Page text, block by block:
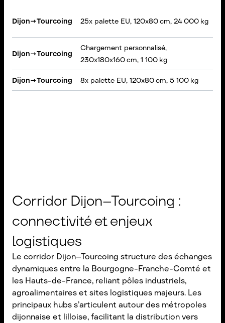
Dijon→Tourcoing 25x palette EU, 120x80 cm, 24 000 kg
Dijon→Tourcoing
Chargement personnalisé,
230x180x160 cm, 1 100 kg
Dijon→Tourcoing 8x palette EU, 120x80 cm, 5 100 kg
Corridor Dijon–Tourcoing :
connectivité et enjeux
logistiques
Le corridor Dijon–Tourcoing structure des échanges
dynamiques entre la Bourgogne-Franche-Comté et
les Hauts-de-France, reliant pôles industriels,
agroalimentaires et sites logistiques majeurs. Les
principaux hubs s’articulent autour des métropoles
dijonnaise et lilloise, facilitant la distribution vers